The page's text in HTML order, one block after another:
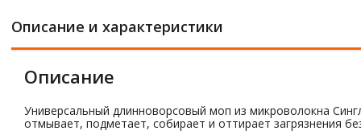
Описание и характеристики
Описание
Универсальный длинноворсовый моп из микроволокна
отмывает, подметает, собирает и оттирает загрязнения